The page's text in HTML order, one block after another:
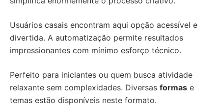
Usuários casais encontram aqui opção acessível e
divertida. A automatização permite resultados
impressionantes com mínimo esforço técnico.
Perfeito para iniciantes ou quem busca atividade
relaxante sem complexidades. Diversas formas e
temas estão disponíveis neste formato.